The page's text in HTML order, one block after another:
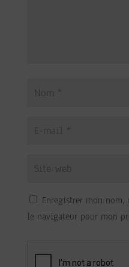
Enregistrer mon
le navigateur pour mon